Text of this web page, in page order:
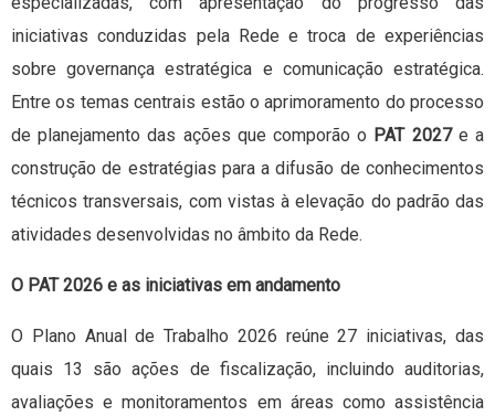
iniciativas conduzidas pela Rede e troca de experiências
sobre governança estratégica e comunicação estratégica.
Entre os temas centrais estão o aprimoramento do processo
de planejamento das ações que comporão o PAT 2027e a
construção de estratégias para a difusão de conhecimentos
técnicos transversais, com vistas à elevação do padrão das
atividades desenvolvidas no âmbito da Rede.
O PAT 2026 e as iniciativas em andamento
O Plano Anual de Trabalho 2026 reúne 27 iniciativas, das
quais 13 são ações de fiscalização, incluindo auditorias,
avaliações e monitoramentos em áreas como assistência